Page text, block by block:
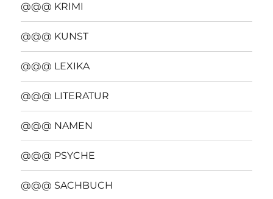
@@@ KRIMI
@@@ KUNST
@@@ LEXIKA
@@@ LITERATUR
@@@ NAMEN
@@@ PSYCHE
@@@ SACHBUCH